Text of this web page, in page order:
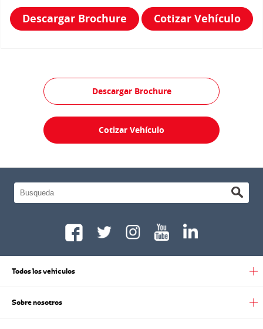
Descargar Brochure Cotizar Vehículo
Descargar Brochure
Cotizar Vehículo
Todos los vehiculos
Sobre nosotros